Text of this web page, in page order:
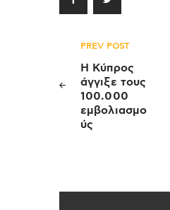
Πλοήγηση
άρθρων
PREV POST
Η Κύπρος
άγγιξε τους
100.000
εμβολιασμο
ύς